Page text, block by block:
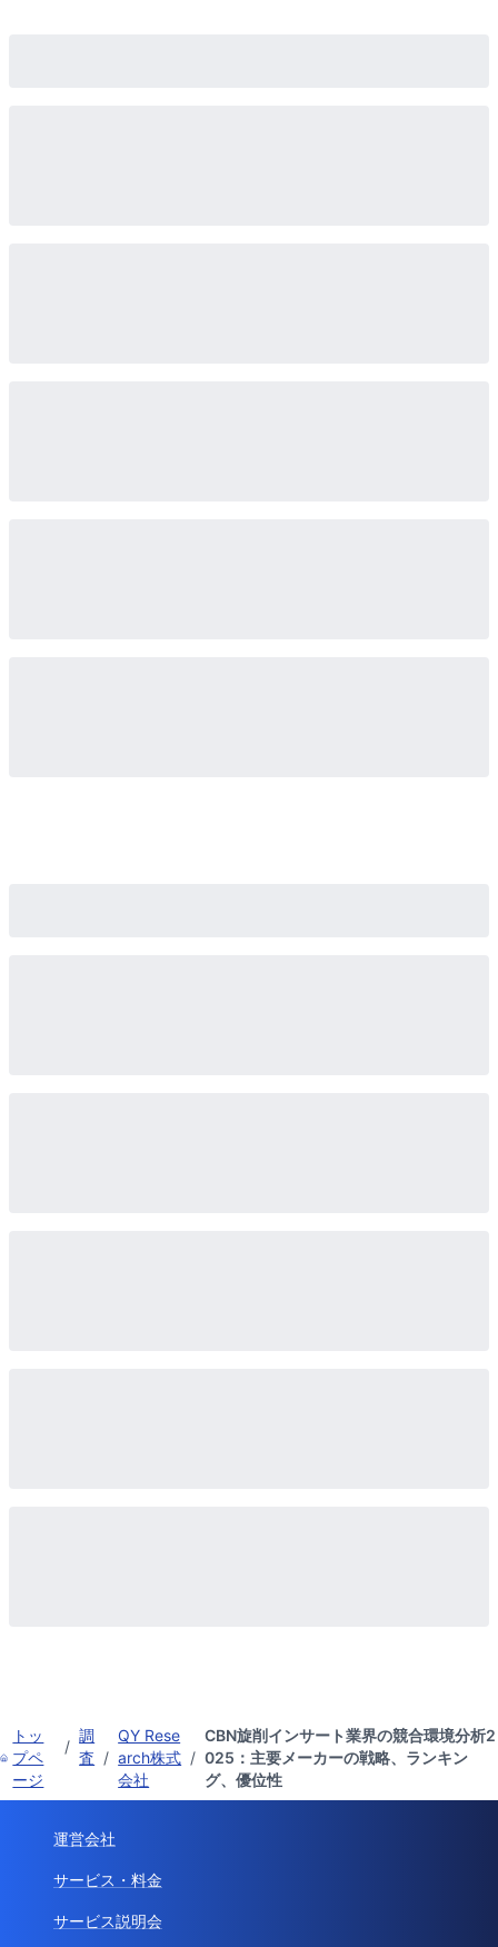
トッ
プペ
ージ
/
調
査 /
QY Rese
arch株式
会社
/
CBN旋削インサート業界の競合環境分析2
025：主要メーカーの戦略、ランキン
グ、優位性
運営会社
サービス・料金
サービス説明会